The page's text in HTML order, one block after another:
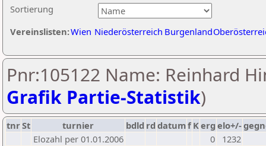
Sortierung
Vereinslisten:Wien Niederösterreich Burgenland
Pnr:105122 Name: Reinhard
Grafik Partie-Statistik)
tnrSt turnier bdld rd datumf Kerg elo+/-
Elozahl per 01.01.2006
0
1232